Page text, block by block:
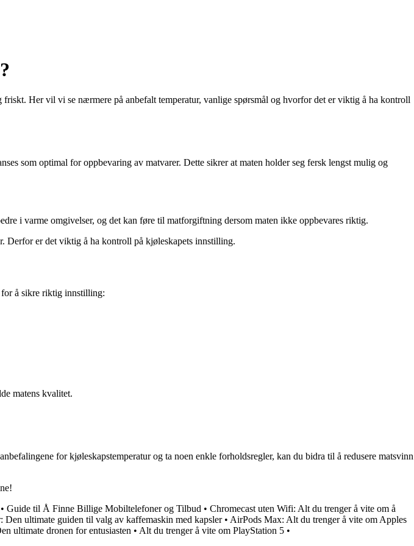
Her vil vi se nærmere på anbefalt temperatur, vanlige spørsmål og hvorfor det er viktig å ha kontroll
som optimal for oppbevaring av matvarer. Dette sikrer at maten holder seg fersk lengst mulig og
i varme omgivelser, og det kan føre til matforgiftning dersom maten ikke oppbevares riktig.
Derfor er det viktig å ha kontroll på kjøleskapets innstilling.
for å sikre riktig innstilling:
matens kvalitet.
for kjøleskapstemperatur og ta noen enkle forholdsregler, kan du bidra til å redusere matsvinn
• Guide til Å Finne Billige Mobiltelefoner og Tilbud • Chromecast uten Wifi: Alt du trenger å vite om å
Den ultimate guiden til valg av kaffemaskin med kapsler• AirPods Max: Alt du trenger å vite om Apples
ultimate dronen for entusiasten • Alt du trenger å vite om PlayStation 5 •